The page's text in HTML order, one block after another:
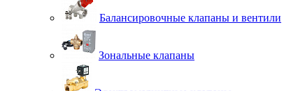
Балансировочные клапаны и вентили
Зональные клапаны